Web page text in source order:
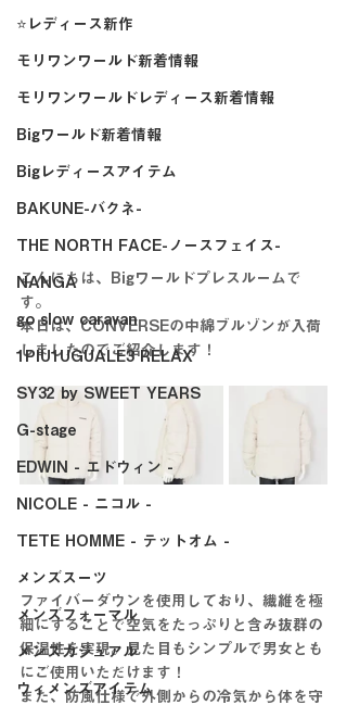
⭐レディース新作
モリワンワールド新着情報
モリワンワールドレディース新着情報
Bigワールド新着情報
Bigレディースアイテム
BAKUNE-バクネ-
THE NORTH FACE-ノースフェイス-
NANGA
go slow caravan
1PIU1UGUALE3 RELAX
SY32 by SWEET YEARS
G-stage
EDWIN - エドウィン -
NICOLE - ニコル -
TETE HOMME - テットオム -
メンズスーツ
メンズフォーマル
メンズカジュアル
ウィメンズアイテム
こんにちは、Bigワールドプレスルームで
す。
本日は、CONVERSEの中綿ブルゾンが入荷
しましたのでご紹介します！
ファイバーダウンを使用しており、繊維を極
細にすることで空気をたっぷりと含み抜群の
保温性を実現。見た目もシンプルで男女とも
にご使用いただけます！
また、防風仕様で外側からの冷気から体を守